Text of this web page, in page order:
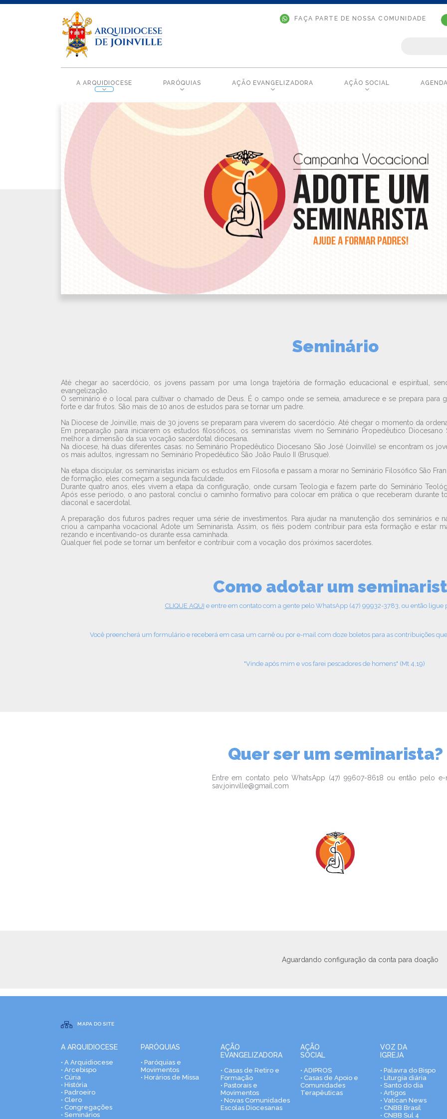
FAÇA PARTE DE NOSSA COMUNIDADE
A ARQUIDIOCESE PARÓQUIAS AÇÃO EVANGELIZADORA AÇÃO SOCIAL
Seminário
Até chegar ao sacerdócio, os jovens passam por uma longa trajetória de formação educacional e espiritual,
evangelização.
O seminário é o local para cultivar o chamado de Deus. É o campo onde se semeia, amadurece e se prepara para
forte e dar frutos. São mais de 10 anos de estudos para se tornar um padre.
Na Diocese de Joinville, mais de 30 jovens se preparam para viverem do sacerdócio. Até chegar o momento da
Em preparação para iniciarem os estudos filosóficos, os seminaristas vivem no Seminário Propedêutico
melhor a dimensão da sua vocação sacerdotal diocesana.
Na diocese, há duas diferentes casas: no Seminário Propedêutico Diocesano São José (Joinville) se encontram os
os mais adultos, ingressam no Seminário Propedêutico São João Paulo II (Brusque).
Na etapa discipular, os seminaristas iniciam os estudos em Filosofia e passam a morar no Seminário Filosófico São
de formação, eles começam a segunda faculdade.
Durante quatro anos, eles vivem a etapa da configuração, onde cursam Teologia e fazem parte do Seminário
Após esse período, o ano pastoral conclui o caminho formativo para colocar em prática o que receberam durante
diaconal e sacerdotal.
A preparação dos futuros padres requer uma série de investimentos. Para ajudar na manutenção dos seminários e
criou a campanha vocacional Adote um Seminarista. Assim, os fiéis podem contribuir para esta formação e estar
rezando e incentivando-os durante essa caminhada.
Qualquer fiel pode se tornar um benfeitor e contribuir com a vocação dos próximos sacerdotes.
Como adotar um
CLIQUE AQUI e entre em contato com a gente pelo WhatsApp (47) 99932-3783, ou então ligue
Você preencherá um formulário e receberá em casa um carnê ou por e-mail com doze boletos para as contribuições
"Vinde após mim e vos farei pescadores de homens" (Mt 4,19)
Quer ser um seminarista?
Entre em contato pelo WhatsApp (47) 99607-8618 ou então pelo e-
sav.joinville@gmail.com
Aguardando configuração da conta para doação
MAPA DO SITE
A ARQUIDIOCESE
• A Arquidiocese
• Arcebispo
• Cúria
• História
• Padroeiro
• Clero
• Congregações
• Seminários
PARÓQUIAS
• Paróquias e
Movimentos
• Horários de Missa
AÇÃO
EVANGELIZADORA
• Casas de Retiro e
Formação
• Pastorais e
Movimentos
• Novas Comunidades
Escolas Diocesanas
AÇÃO
SOCIAL
• ADIPROS
• Casas de Apoio e
Comunidades
Terapêuticas
VOZ DA
IGREJA
• Palavra do Bispo
• Liturgia diária
• Santo do dia
• Artigos
• Vatican News
• CNBB Brasil
• CNBB Sul 4